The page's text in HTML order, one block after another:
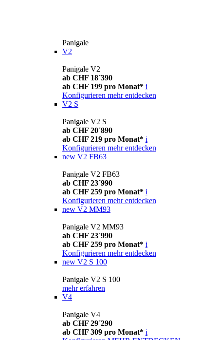
Panigale
V2
Panigale V2
ab CHF 18´390
ab CHF 199 pro Monat* i
Konfigurieren mehr entdecken
V2 S
Panigale V2 S
ab CHF 20´890
ab CHF 219 pro Monat* i
Konfigurieren mehr entdecken
new V2 FB63
Panigale V2 FB63
ab CHF 23´990
ab CHF 259 pro Monat* i
Konfigurieren mehr entdecken
new V2 MM93
Panigale V2 MM93
ab CHF 23´990
ab CHF 259 pro Monat* i
Konfigurieren mehr entdecken
new V2 S 100
Panigale V2 S 100
mehr erfahren
V4
Panigale V4
ab CHF 29´290
ab CHF 309 pro Monat* i